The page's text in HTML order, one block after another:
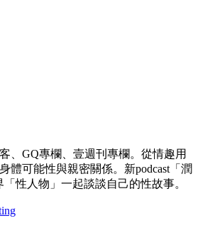
、GQ專欄、壹週刊專欄。從情趣用
體可能性與親密關係。新podcast「潤
性人物」一起談談自己的性故事。